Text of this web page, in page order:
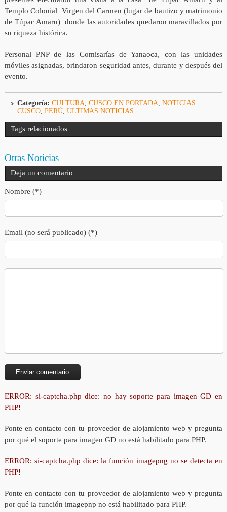
Templo Colonial Virgen del Carmen (lugar de bautizo y matrimonio
de Túpac Amaru) donde las autoridades quedaron maravillados por
su riqueza histórica.
Personal PNP de las Comisarías de Yanaoca, con las unidades
móviles asignadas, brindaron seguridad antes, durante y después del
evento.
Categoría: CULTURA, CUSCO EN PORTADA, NOTICIAS
CUSCO, PERÚ, ULTIMAS NOTICIAS
Tags relacionados
Otras Noticias
Deja un comentario
Nombre (*)
Email (no será publicado) (*)
ERROR: si-captcha.php dice: no hay soporte para imagen GD en
PHP!
Ponte en contacto con tu proveedor de alojamiento web y pregunta
por qué el soporte para imagen GD no está habilitado para PHP.
ERROR: si-captcha.php dice: la función imagepng no se detecta en
PHP!
Ponte en contacto con tu proveedor de alojamiento web y pregunta
por qué la función imagepnp no está habilitado para PHP.